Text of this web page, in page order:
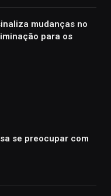
mudanças no
para os
se preocupar com